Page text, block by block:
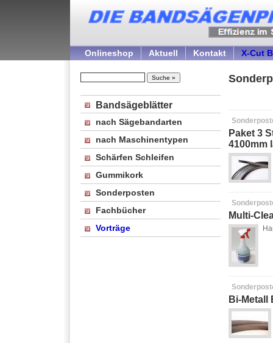
Onlineshop Aktuell Kontakt X-Cut
Bandsägeblätter
nach Sägebandarten
nach Maschinentypen
Schärfen Schleifen
Gummikork
Sonderposten
Fachbücher
Vorträge
Paket 3
4100mm
Multi-
Bi-Metall